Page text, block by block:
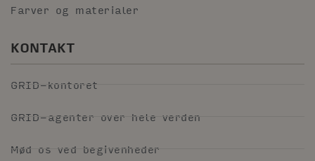
Farver og materialer
KONTAKT
GRID-kontoret
GRID-agenter over hele verden
Mød os ved begivenheder